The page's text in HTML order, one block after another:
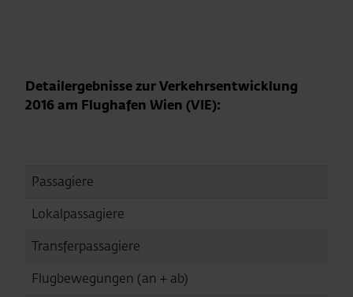
Detailergebnisse zur Verkehrsentwicklung
2016 am Flughafen Wien (VIE):
Passagiere
Lokalpassagiere
Transferpassagiere
Flugbewegungen (an + ab)